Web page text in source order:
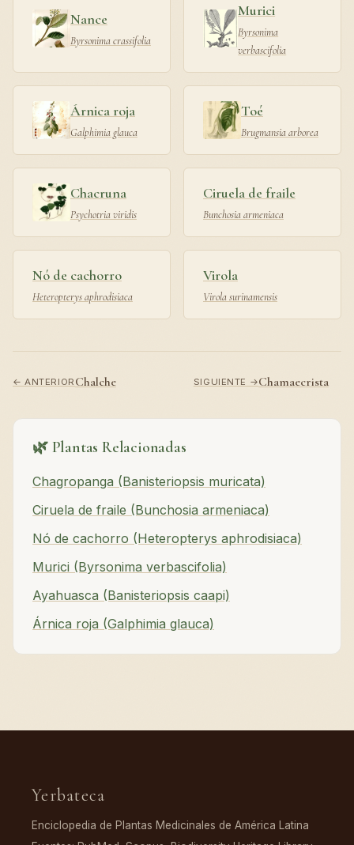
Nance
Byrsonima crassifolia
Murici
Byrsonima
verbascifolia
Árnica roja
Galphimia glauca
Toé
Brugmansia arborea
Chacruna
Psychotria viridis
Ciruela de fraile
Bunchosia armeniaca
Nó de cachorro
Heteropterys aphrodisiaca
Virola
Virola surinamensis
← ANTERIOR Chalche SIGUIENTE →Chamaecrista
🌿 Plantas Relacionadas
Chagropanga (Banisteriopsis muricata)
Ciruela de fraile (Bunchosia armeniaca)
Nó de cachorro (Heteropterys aphrodisiaca)
Murici (Byrsonima verbascifolia)
Ayahuasca (Banisteriopsis caapi)
Árnica roja (Galphimia glauca)
Yerbateca
Enciclopedia de Plantas Medicinales de América Latina